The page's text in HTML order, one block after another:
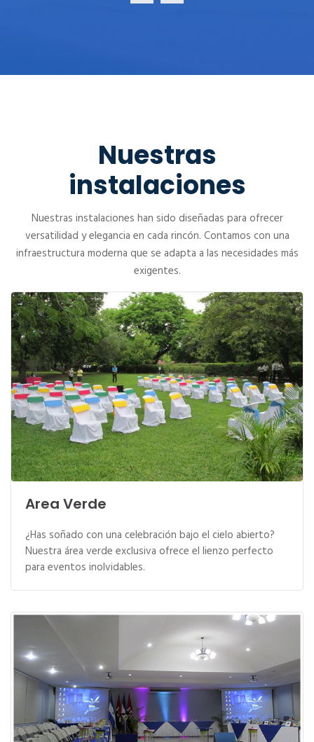
Nuestras
instalaciones
Nuestras instalaciones han sido diseñadas para ofrecer
versatilidad y elegancia en cada rincón. Contamos con una
infraestructura moderna que se adapta a las necesidades más
exigentes.
Area Verde
¿Has soñado con una celebración bajo el cielo abierto?
Nuestra área verde exclusiva ofrece el lienzo perfecto
para eventos inolvidables.